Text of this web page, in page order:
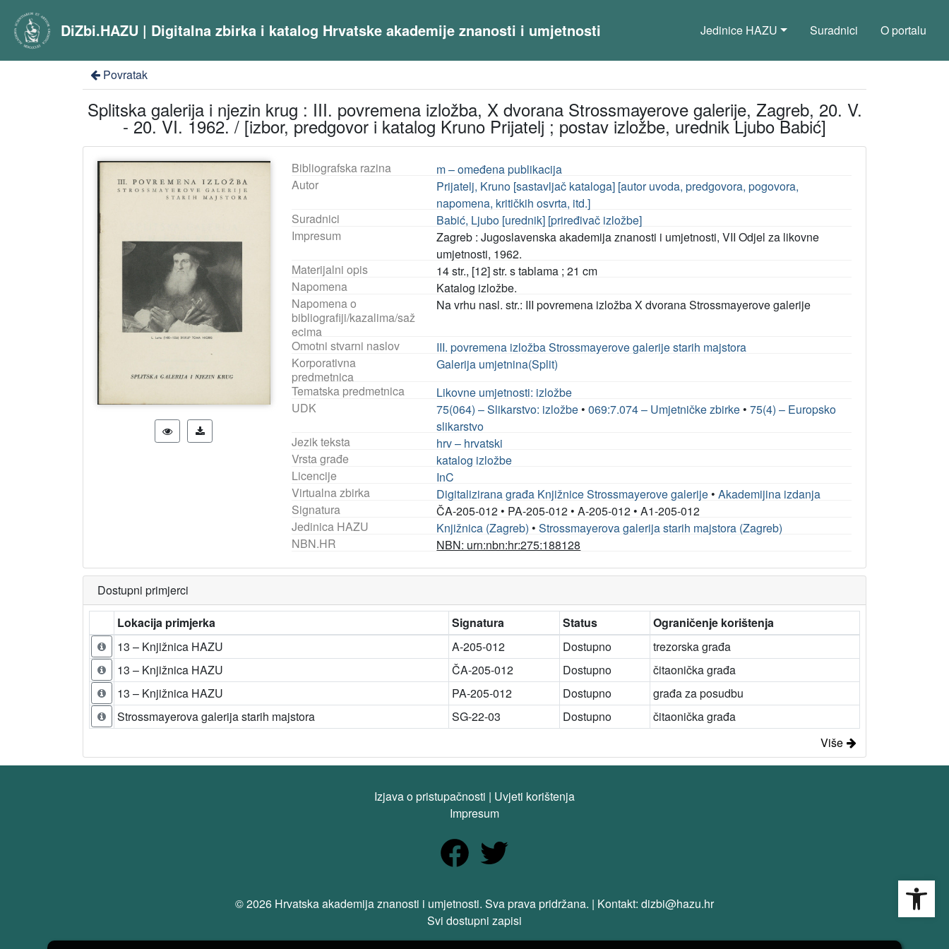
DiZbi.HAZU | Digitalna zbirka i katalog Hrvatske akademije znanosti i umjetnosti Jedinice HAZU Suradnici O portalu
Povratak
Splitska galerija i njezin krug : III. povremena izložba, X dvorana Strossmayerove galerije, Zagreb, 20. V.
- 20. VI. 1962. / [izbor, predgovor i katalog Kruno Prijatelj ; postav izložbe, urednik Ljubo Babić]
Bibliografska razina
m – omeđena publikacija
Autor
Prijatelj, Kruno [sastavljač kataloga] [autor uvoda, predgovora, pogovora,
napomena, kritičkih osvrta, itd.]
Suradnici
Babić, Ljubo [urednik] [priređivač izložbe]
Impresum
Zagreb : Jugoslavenska akademija znanosti i umjetnosti, VII Odjel za likovne
umjetnosti, 1962.
Materijalni opis
14 str., [12] str. s tablama ; 21 cm
Napomena
Katalog izložbe.
Napomena o
bibliografiji/kazalima/saž
ecima
Na vrhu nasl. str.: III povremena izložba X dvorana Strossmayerove galerije
Omotni stvarni naslov
III. povremena izložba Strossmayerove galerije starih majstora
Korporativna
predmetnica
Galerija umjetnina(Split)
Tematska predmetnica
Likovne umjetnosti: izložbe
UDK
75(064) – Slikarstvo: izložbe •069:7.074 – Umjetničke zbirke •75(4) – Europsko
slikarstvo
Jezik teksta
hrv – hrvatski
Vrsta građe
katalog izložbe
Licencije
InC
Virtualna zbirka
Digitalizirana građa Knjižnice Strossmayerove galerije •Akademijina izdanja
Signatura
ČA-205-012 • PA-205-012 •A-205-012 •A1-205-012
Jedinica HAZU
Knjižnica (Zagreb) •Strossmayerova galerija starih majstora (Zagreb)
NBN.HR
NBN: urn:nbn:hr:275:188128
Dostupni primjerci
Lokacija primjerka
Signatura Status
Ograničenje korištenja
13 – Knjižnica HAZU
A-205-012 Dostupno
trezorska građa
13 – Knjižnica HAZU
ČA-205-012 Dostupno
čitaonička građa
13 – Knjižnica HAZU
PA-205-012 Dostupno
građa za posudbu
Strossmayerova galerija starih majstora
SG-22-03 Dostupno
čitaonička građa
Više
Izjava o pristupačnosti | Uvjeti korištenja
Impresum
© 2026 Hrvatska akademija znanosti i umjetnosti. Sva prava pridržana. | Kontakt: dizbi@hazu.hr
Svi dostupni zapisi